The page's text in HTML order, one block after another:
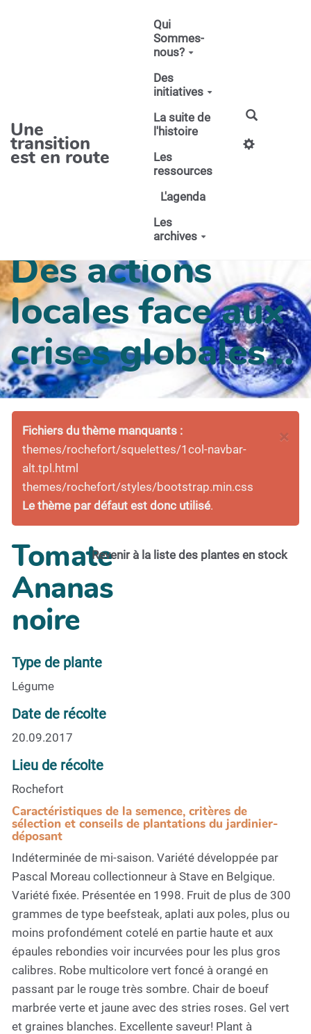
Une
transition
est en route
Qui
Sommes-
nous?
Des
initiatives
La suite de
l'histoire
Les
ressources
L'agenda
Les
archives
Des actions
locales face aux
crises globales...
×
Fichiers du thème manquants :
themes/rochefort/squelettes/1col-navbar-
alt.tpl.html
themes/rochefort/styles/bootstrap.min.css
Le thème par défaut est donc utilisé.
Revenir à la liste des plantes en stock
Tomate
Ananas
noire
Type de plante
Légume
Date de récolte
20.09.2017
Lieu de récolte
Rochefort
Caractéristiques de la semence, critères de
sélection et conseils de plantations du jardinier-
déposant
Indéterminée de mi-saison. Variété développée par
Pascal Moreau collectionneur à Stave en Belgique.
Variété fixée. Présentée en 1998. Fruit de plus de 300
grammes de type beefsteak, aplati aux poles, plus ou
moins profondément cotelé en partie haute et aux
épaules rebondies voir incurvées pour les plus gros
calibres. Robe multicolore vert foncé à orangé en
passant par le rouge très sombre. Chair de boeuf
marbrée verte et jaune avec des stries roses. Gel vert
et graines blanches. Excellente saveur! Plant à